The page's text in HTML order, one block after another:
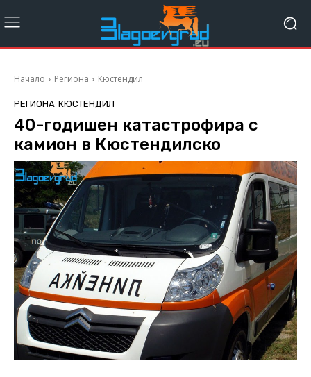
Начало Региона Кюстендил
РЕГИОНА КЮСТЕНДИЛ
40-годишен катастрофира с
камион в Кюстендилско